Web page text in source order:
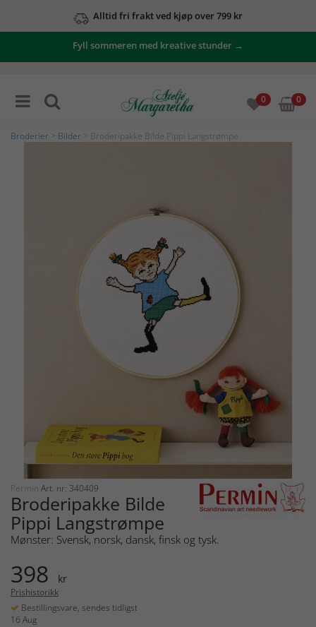
Alltid fri frakt ved kjøp over 799 kr
Fyll sommeren med kreative stunder →
0 0
Broderier Bilder > Broderipakke Bilde Pippi Langstrømpe
Permin Art. nr: 340409
Broderipakke Bilde
Pippi Langstrømpe
Mønster: Svensk, norsk, dansk, finsk og tysk.
398 kr
Prishistorikk
Bestillingsvare, sendes tidligst
16 Aug